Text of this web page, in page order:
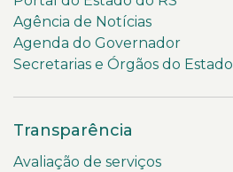
Agência de Notícias
Agenda do Governador
Secretarias e Órgãos do Estado
Transparência
Avaliação de serviços